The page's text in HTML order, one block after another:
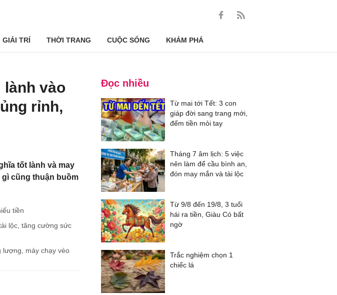
GIẢI TRÍ THỜI TRANG CUỘC SỐNG KHÁM PHÁ
vào
rỉnh,
tốt lành và may
gì cũng thuận buồm
tiền
lộc, tăng cường sức
lượng, máy chạy vèo
Đọc nhiều
Từ mai tới Tết: 3 con
giáp đời sang trang mới,
đếm tiền mỏi tay
Tháng 7 âm lịch: 5 việc
nên làm để cầu bình an,
đón may mắn và tài lộc
Từ 9/8 đến 19/8, 3 tuổi
hái ra tiền, Giàu Có bất
ngờ
Trắc nghiệm chọn 1
chiếc lá